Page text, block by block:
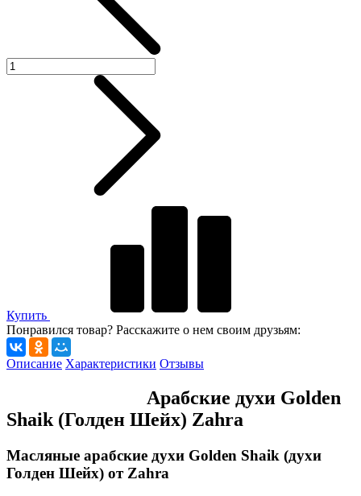
Купить
Понравился товар? Расскажите о нем своим друзьям:
Описание Характеристики Отзывы
Арабские духи Golden
Shaik (Голден Шейх) Zahra
Масляные арабские духи Golden Shaik (духи
Голден Шейх) от Zahra